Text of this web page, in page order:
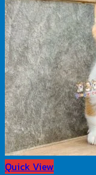
Quick View